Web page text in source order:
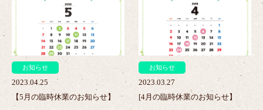
お知らせ
2023.04.25
【5月の臨時休業のお知らせ】
>
お知らせ
2023.03.27
[4月の臨時休業のお知らせ】